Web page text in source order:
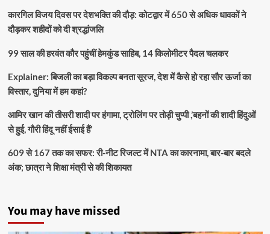
कारगिल विजय दिवस पर देशभक्ति की दौड़: कोटद्वार में 650 से अधिक धावकों ने
दौड़कर शहीदों को दी श्रद्धांजलि
99 साल की हरवंत कौर पहुंचीं हेमकुंड साहिब, 14 किलोमीटर पैदल चलकर
Explainer: बिजली का बड़ा विकल्प बनता सूरज, देश में कैसे हो रहा सौर ऊर्जा का
विस्तार, दुनिया में हम कहां?
आमिर खान की तीसरी शादी पर हंगामा, ट्रोलिंग पर तोड़ी चुप्पी ,’बहनों की शादी हिंदुओं
से हुई, गौरी हिंदू नहीं ईसाई हैं’
609 से 167 तक का सफर: री-नीट रिजल्ट में NTA का कारनामा, बार-बार बदले
अंक; छात्रा ने शिक्षा मंत्री से की शिकायत
You may have missed